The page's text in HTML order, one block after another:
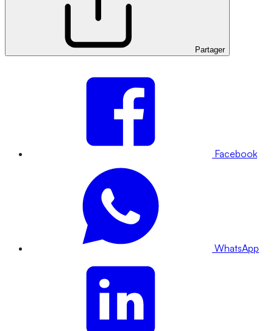
Partager
Facebook
WhatsApp